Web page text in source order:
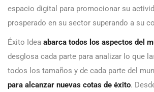
espacio digital para promocionar su
prosperado en su sector superando a su
Éxito Idea abarca todos los aspectos del
desglosa cada parte para analizar lo que
todos los tamaños y de cada parte del
para alcanzar nuevas cotas de éxito.